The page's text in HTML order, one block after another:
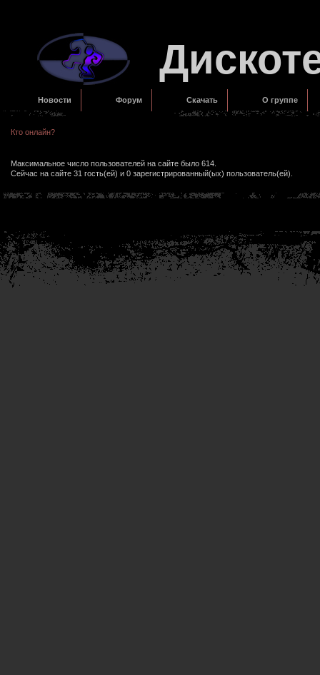
Новости Форум Скачать О группе
Кто онлайн?
Максимальное число пользователей на сайте было 614.
Сейчас на сайте 31 гость(ей) и 0 зарегистрированный(ых) пользователь(ей).